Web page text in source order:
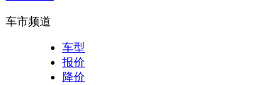
车市频道
车型
报价
降价